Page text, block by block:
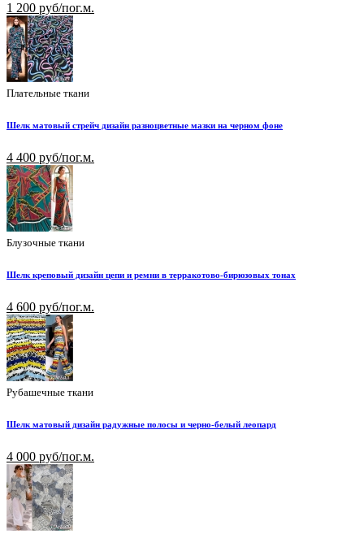
1 200 руб/пог.м.
Плательные ткани
Шелк матовый стрейч дизайн разноцветные мазки на черном фоне
4 400 руб/пог.м.
Блузочные ткани
Шелк креповый дизайн цепи и ремни в терракотово-бирюзовых тонах
4 600 руб/пог.м.
Рубашечные ткани
Шелк матовый дизайн радужные полосы и черно-белый леопард
4 000 руб/пог.м.